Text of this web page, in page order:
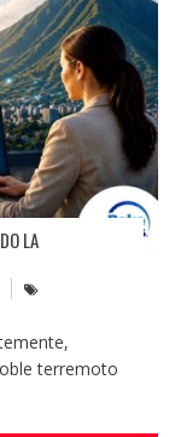
LA
terremoto